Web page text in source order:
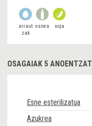
arraut
zak
esnea soja
OSAGAIAK 5 ANOENTZAT
Esne esterilizatua
Azukrea